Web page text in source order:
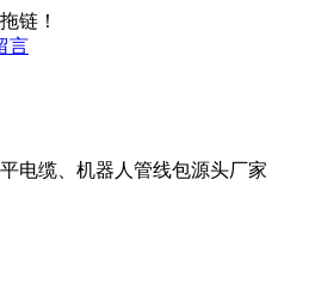
链！
言
电缆、机器人管线包源头厂家